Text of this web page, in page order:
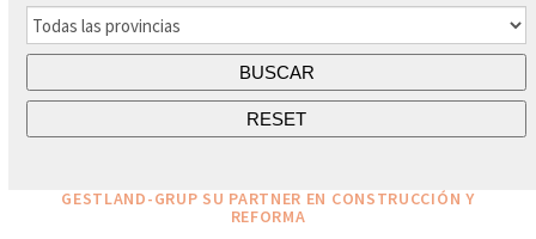
GESTLAND-GRUP SU PARTNER EN CONSTRUCCIÓN Y
REFORMA